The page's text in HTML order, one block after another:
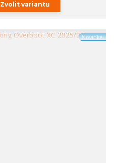
Zvolit variantu
Novinka